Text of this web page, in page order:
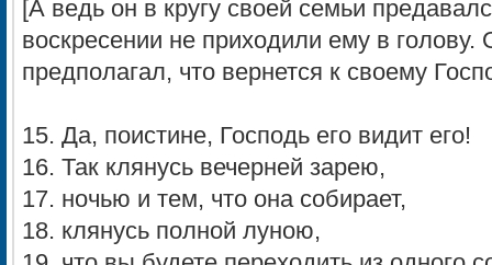
[А ведь он в кругу своей семьи
воскресении не приходили ему в
предполагал, что вернется к своему
15. Да, поистине, Господь его видит его!
16. Так клянусь вечерней зарею,
17. ночью и тем, что она собирает,
18. клянусь полной луною,